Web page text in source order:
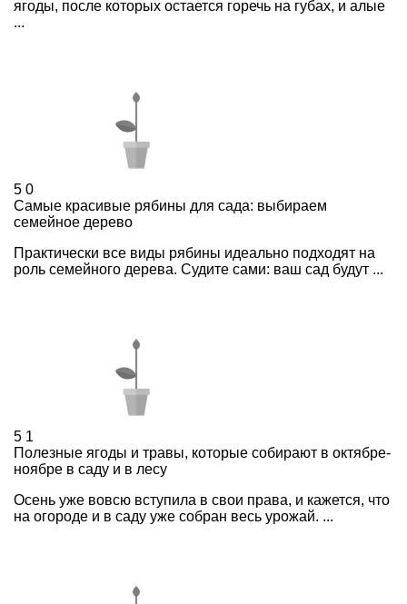
ягоды, после которых остается горечь на губах, и алые
...
5 0
Самые красивые рябины для сада: выбираем
семейное дерево
Практически все виды рябины идеально подходят на
роль семейного дерева. Судите сами: ваш сад будут ...
5 1
Полезные ягоды и травы, которые собирают в октябре-
ноябре в саду и в лесу
Осень уже вовсю вступила в свои права, и кажется, что
на огороде и в саду уже собран весь урожай. ...